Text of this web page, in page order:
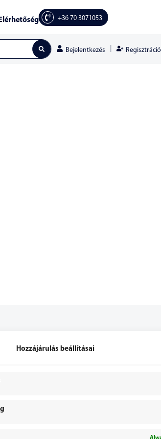
Hozzájárulás beállításai
Elérhetőség +36 70 3071053
Bejelentkezés Regisztráció
+36 70 3071053